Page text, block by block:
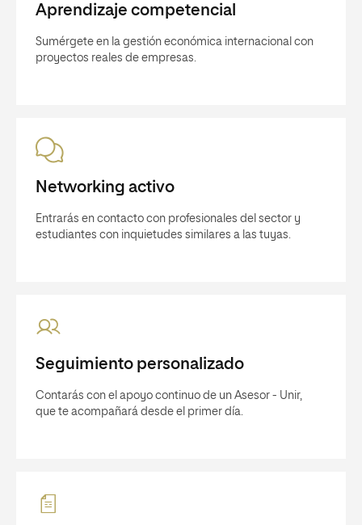
Aprendizaje competencial
Sumérgete en la gestión económica internacional con
proyectos reales de empresas.
Networking activo
Entrarás en contacto con profesionales del sector y
estudiantes con inquietudes similares a las tuyas.
Seguimiento personalizado
Contarás con el apoyo continuo de un Asesor - Unir,
que te acompañará desde el primer día.